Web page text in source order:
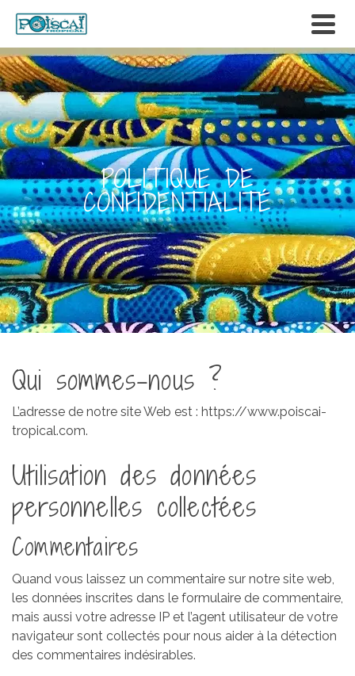
POLITIQUE DE
CONFIDENTIALITÉ
Qui sommes-nous ?
L’adresse de notre site Web est : https://www.poiscai-
tropical.com.
Utilisation des données
personnelles collectées
Commentaires
Quand vous laissez un commentaire sur notre site web,
les données inscrites dans le formulaire de commentaire,
mais aussi votre adresse IP et l’agent utilisateur de votre
navigateur sont collectés pour nous aider à la détection
des commentaires indésirables.